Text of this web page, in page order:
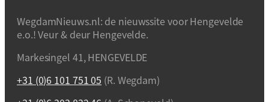
WegdamNieuws.nl: de nieuwssite voor Hengevelde
e.o.! Veur & deur Hengevelde.
Markesingel 41, HENGEVELDE
+31 (0)6 101 751 05 (R. Wegdam)